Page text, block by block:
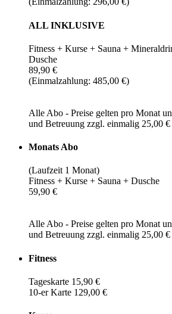
ALL INKLUSIVE
Fitness + Kurse + Sauna +
Dusche
89,90 €
(Einmalzahlung: 485,00 €)
Alle Abo - Preise gelten pro Monat
und Betreuung zzgl. einmalig 25,00
Monats Abo
(Laufzeit 1 Monat)
Fitness + Kurse + Sauna + Dusche
59,90 €
Alle Abo - Preise gelten pro Monat
und Betreuung zzgl. einmalig 25,00
Fitness
Tageskarte 15,90 €
10-er Karte 129,00 €